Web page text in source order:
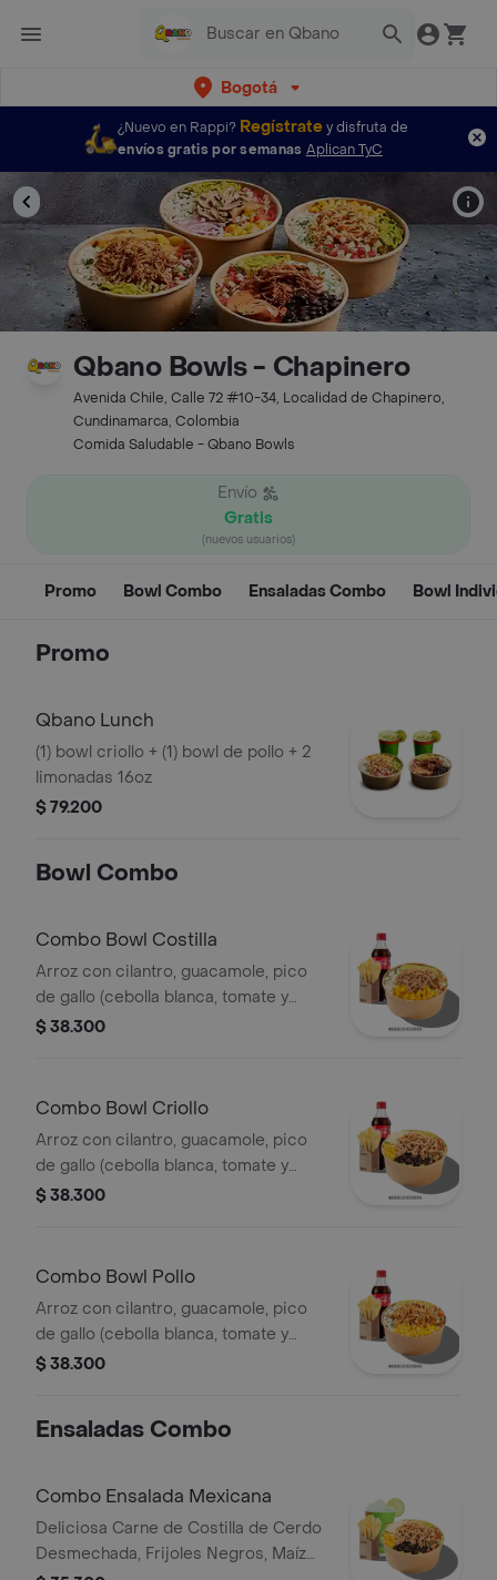
Bogotá
¿Nuevo en Rappi? Regístratey disfruta de
envíos gratis por semanas Aplican TyC
Qbano Bowls - Chapinero
Avenida Chile, Calle 72 #10-34, Localidad de Chapinero,
Cundinamarca, Colombia
Comida Saludable - Qbano Bowls
Envío
Gratis
(nuevos usuarios)
Promo Bowl Combo Ensaladas Combo Bowl
Promo
Qbano Lunch
(1) bowl criollo + (1) bowl de pollo + 2
limonadas 16oz
$ 79.200
Bowl Combo
Combo Bowl Costilla
Arroz con cilantro, guacamole, pico
de gallo (cebolla blanca, tomate y
cilantro), piña calada asada y costilla
$ 38.300
Combo Bowl Criollo
Arroz con cilantro, guacamole, pico
de gallo (cebolla blanca, tomate y
cilantro), carne de res desmechada,
$ 38.300
Combo Bowl Pollo
Arroz con cilantro, guacamole, pico
de gallo (cebolla blanca, tomate y
cilantro), maíz tierno, hogo y pechuga
$ 38.300
Ensaladas Combo
Combo Ensalada Mexicana
Deliciosa Carne de Costilla de Cerdo
Desmechada, Frijoles Negros, Maíz